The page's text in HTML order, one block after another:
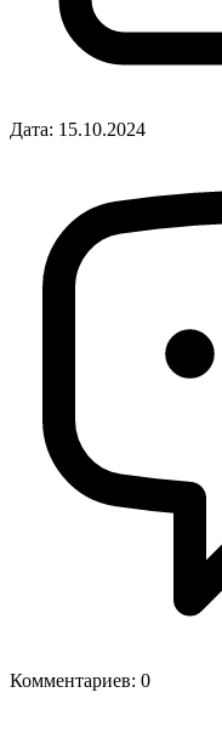
Дата: 15.10.2024
Комментариев: 0